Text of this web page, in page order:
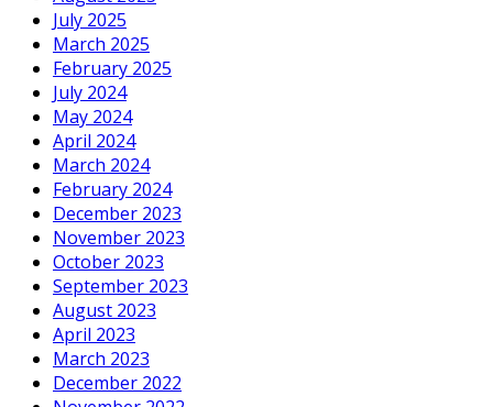
July 2025
March 2025
February 2025
July 2024
May 2024
April 2024
March 2024
February 2024
December 2023
November 2023
October 2023
September 2023
August 2023
April 2023
March 2023
December 2022